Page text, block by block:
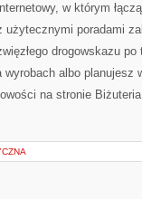
w którym
użytecznymi poradami
drogowskazu
albo planujesz
na stronie